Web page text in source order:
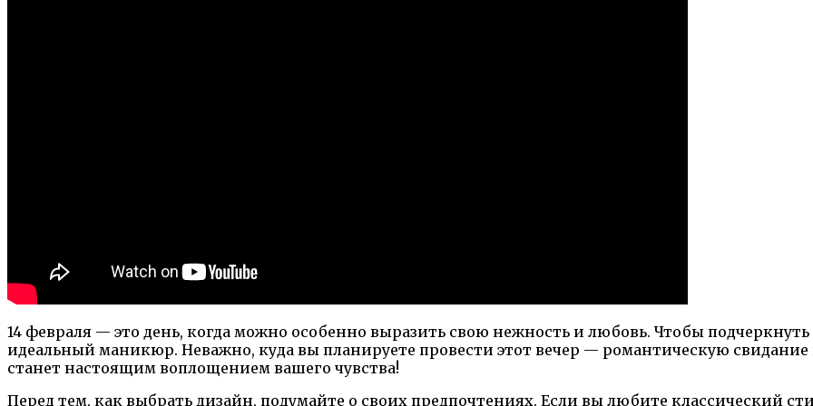
14 февраля — это день, когда можно особенно выразить свою нежность и любовь. Чтобы
идеальный маникюр. Неважно, куда вы планируете провести этот вечер — романтическую
станет настоящим воплощением вашего чувства!
Перед тем, как выбрать дизайн, подумайте о своих предпочтениях. Если вы любите классический